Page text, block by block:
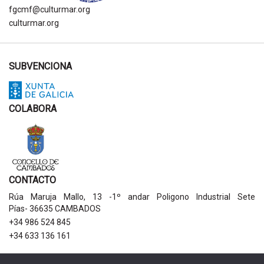
fgcmf@culturmar.org
culturmar.org
SUBVENCIONA
COLABORA
CONTACTO
Rúa Maruja Mallo, 13 -1º andar Poligono Industrial Sete
Pías- 36635 CAMBADOS
+34 986 524 845
+34 633 136 161